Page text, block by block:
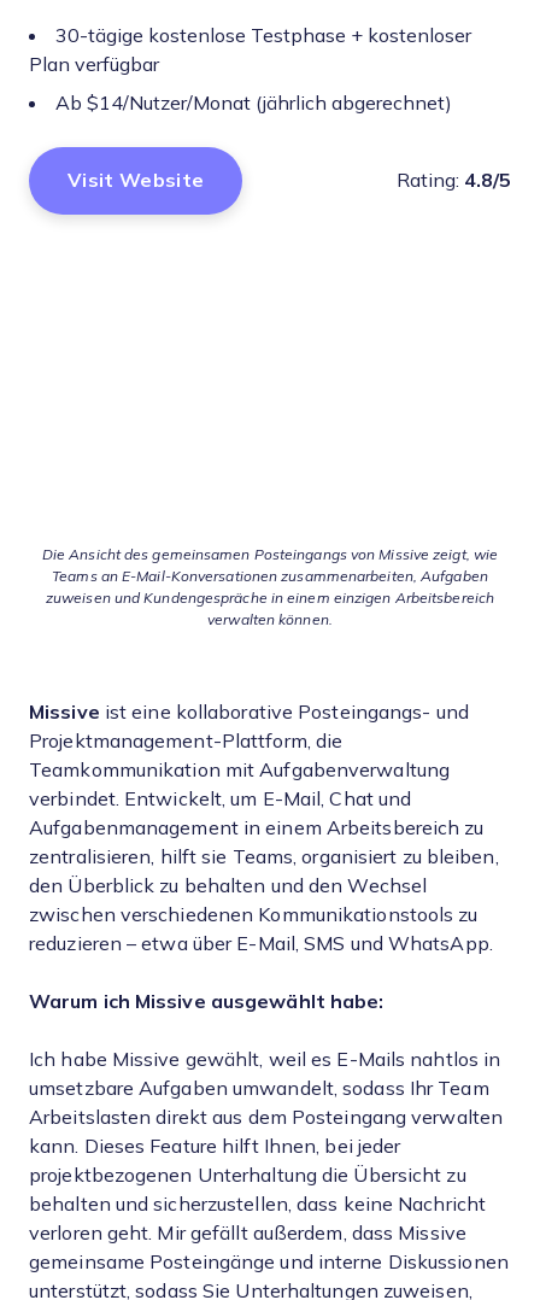
30-tägige kostenlose Testphase + kostenloser
Plan verfügbar
Ab $14/Nutzer/Monat (jährlich abgerechnet)
Visit Website Rating: 4.8/5
Die Ansicht des gemeinsamen Posteingangs von Missive zeigt, wie
Teams an E-Mail-Konversationen zusammenarbeiten, Aufgaben
zuweisen und Kundengespräche in einem einzigen Arbeitsbereich
verwalten können.
Missive ist eine kollaborative Posteingangs- und
Projektmanagement-Plattform, die
Teamkommunikation mit Aufgabenverwaltung
verbindet. Entwickelt, um E-Mail, Chat und
Aufgabenmanagement in einem Arbeitsbereich zu
zentralisieren, hilft sie Teams, organisiert zu bleiben,
den Überblick zu behalten und den Wechsel
zwischen verschiedenen Kommunikationstools zu
reduzieren – etwa über E-Mail, SMS und WhatsApp.
Warum ich Missive ausgewählt habe:
Ich habe Missive gewählt, weil es E-Mails nahtlos in
umsetzbare Aufgaben umwandelt, sodass Ihr Team
Arbeitslasten direkt aus dem Posteingang verwalten
kann. Dieses Feature hilft Ihnen, bei jeder
projektbezogenen Unterhaltung die Übersicht zu
behalten und sicherzustellen, dass keine Nachricht
verloren geht. Mir gefällt außerdem, dass Missive
gemeinsame Posteingänge und interne Diskussionen
unterstützt, sodass Sie Unterhaltungen zuweisen,